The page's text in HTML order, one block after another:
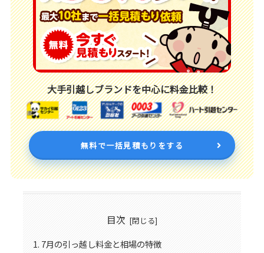
大手引越しブランドを中心に料金比較！
無料で一括見積もりをする
目次
7月の引っ越し料金と相場の特徴